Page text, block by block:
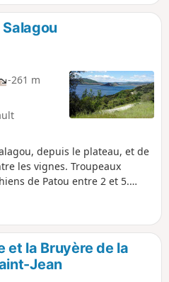
-261 m
depuis le plateau, et de
Troupeaux
de Patou entre 2 et 5.
et la Bruyère de la
Jean